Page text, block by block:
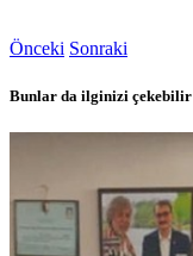
Önceki Sonraki
Bunlar da ilginizi çekebilir